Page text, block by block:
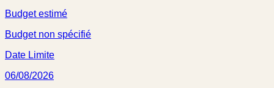
Budget estimé
Budget non spécifié
Date Limite
06/08/2026